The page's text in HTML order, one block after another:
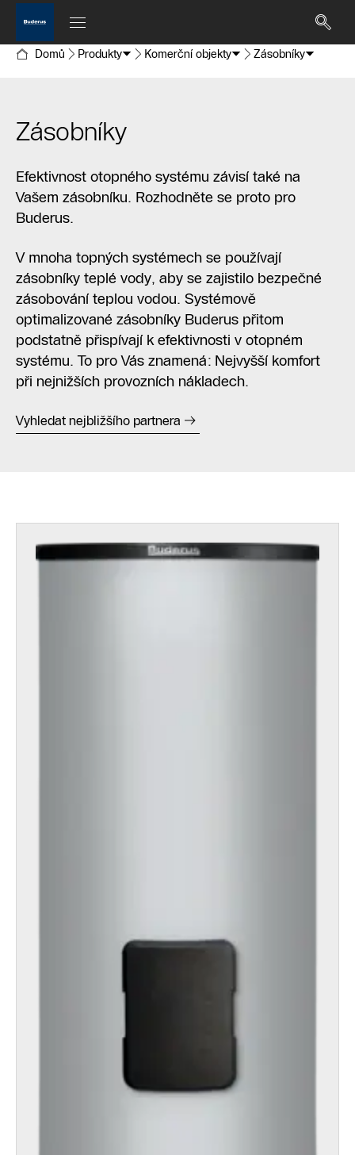
Domů Produkty Komerční objekty Zásobníky
Zásobníky
Efektivnost otopného systému závisí také na
Vašem zásobníku. Rozhodněte se proto pro
Buderus.
V mnoha topných systémech se používají
zásobníky teplé vody, aby se zajistilo bezpečné
zásobování teplou vodou. Systémově
optimalizované zásobníky Buderus přitom
podstatně přispívají k efektivnosti v otopném
systému. To pro Vás znamená: Nejvyšší komfort
při nejnižších provozních nákladech.
Vyhledat nejbližšího partnera